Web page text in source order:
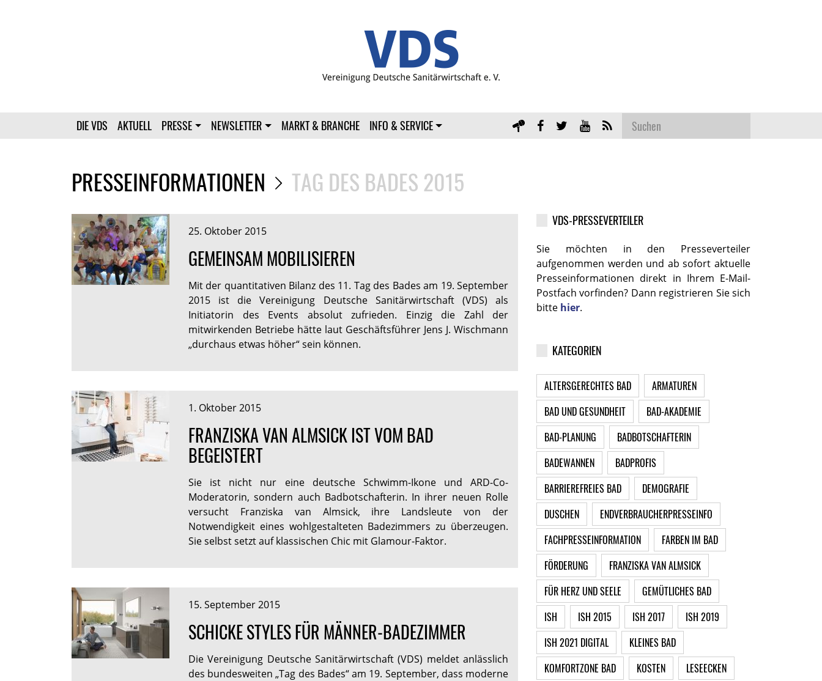
DIE VDS AKTUELL PRESSE NEWSLETTER MARKT & BRANCHE INFO & SERVICE
PRESSEINFORMATIONEN TAG DES BADES 2015
25. Oktober 2015
GEMEINSAM MOBILISIEREN
Mit der quantitativen Bilanz des 11. Tag des Bades am 19. September
2015 ist die Vereinigung Deutsche Sanitärwirtschaft (VDS) als
Initiatorin des Events absolut zufrieden. Einzig die Zahl der
mitwirkenden Betriebe hätte laut Geschäftsführer Jens J. Wischmann
„durchaus etwas höher“ sein können.
1. Oktober 2015
FRANZISKA VAN ALMSICK IST VOM BAD
BEGEISTERT
Sie ist nicht nur eine deutsche Schwimm-Ikone und ARD-Co-
Moderatorin, sondern auch Badbotschafterin. In ihrer neuen Rolle
versucht Franziska van Almsick, ihre Landsleute von der
Notwendigkeit eines wohlgestalteten Badezimmers zu überzeugen.
Sie selbst setzt auf klassischen Chic mit Glamour-Faktor.
15. September 2015
SCHICKE STYLES FÜR MÄNNER-BADEZIMMER
Die Vereinigung Deutsche Sanitärwirtschaft (VDS) meldet anlässlich
des bundesweiten „Tag des Bades“ am 19. September, dass moderne
VDS-PRESSEVERTEILER
Sie möchten in den Presseverteiler
aufgenommen werden und ab sofort aktuelle
Presseinformationen direkt in Ihrem E-Mail-
Postfach vorfinden? Dann registrieren Sie sich
bitte hier.
KATEGORIEN
ALTERSGERECHTES BAD
ARMATUREN
BAD UND GESUNDHEIT
BAD-AKADEMIE
BAD-PLANUNG
BADBOTSCHAFTERIN
BADEWANNEN
BADPROFIS
BARRIEREFREIES BAD
DEMOGRAFIE
DUSCHEN
ENDVERBRAUCHERPRESSEINFO
FACHPRESSEINFORMATION
FARBEN IM BAD
FÖRDERUNG
FRANZISKA VAN ALMSICK
FÜR HERZ UND SEELE
GEMÜTLICHES BAD
ISH
ISH 2015 ISH 2017
ISH 2019
ISH 2021 DIGITAL
KLEINES BAD
KOMFORTZONE BAD
KOSTEN
LESEECKEN